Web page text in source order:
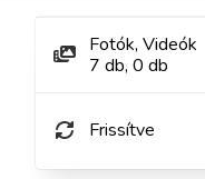
Fotók, Videók
7 db, 0 db
Frissítve